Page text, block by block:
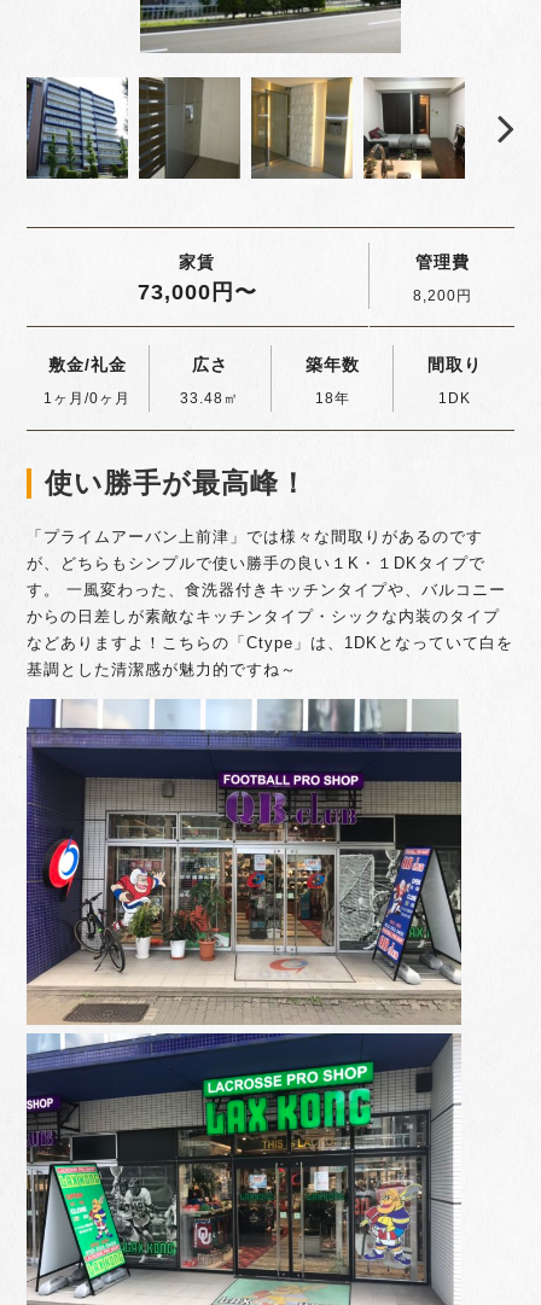
家賃
73,000円〜
管理費
8,200円
敷金/礼金
1ヶ月/0ヶ月
広さ
33.48㎡
築年数
18年
間取り
1DK
使い勝手が最高峰！
「プライムアーバン上前津」では様々な間取りがあるのです
が、どちらもシンプルで使い勝手の良い１K・１DKタイプで
す。 一風変わった、食洗器付きキッチンタイプや、バルコニー
からの日差しが素敵なキッチンタイプ・シックな内装のタイプ
などありますよ！こちらの「Ctype」は、1DKとなっていて白を
基調とした清潔感が魅力的ですね～